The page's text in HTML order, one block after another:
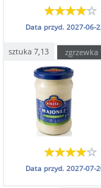
Data przyd.2027-06-
sztuka 7,13 zgrzewka
Data przyd.2027-07-